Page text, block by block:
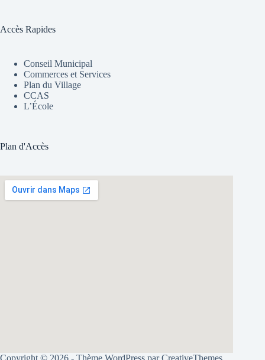
Accès Rapides
Conseil Municipal
Commerces et Services
Plan du Village
CCAS
L’École
Plan d'Accès
Copyright © 2026 - Thème WordPress parCreativeThemes